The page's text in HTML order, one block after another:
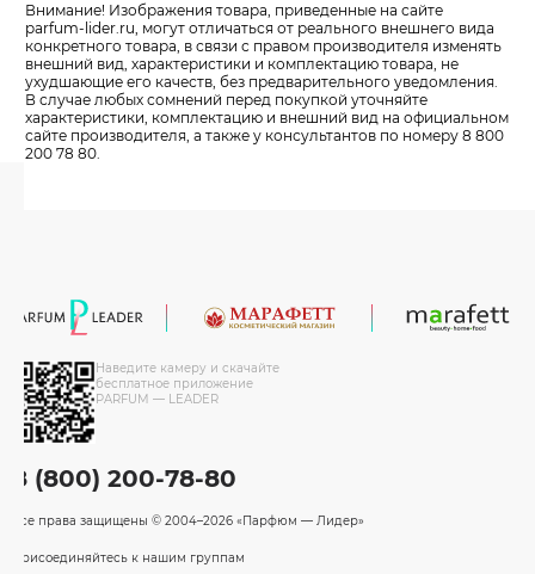
Внимание! Изображения товара, приведенные на сайте
parfum-lider.ru, могут отличаться от реального внешнего вида
конкретного товара, в связи с правом производителя изменять
внешний вид, характеристики и комплектацию товара, не
ухудшающие его качеств, без предварительного уведомления.
В случае любых сомнений перед покупкой уточняйте
характеристики, комплектацию и внешний вид на официальном
сайте производителя, а также у консультантов по номеру 8 800
200 78 80.
Наведите камеру и скачайте
бесплатное приложение
PARFUM — LEADER
8 (800) 200-78-80
Все права защищены © 2004–2026 «Парфюм — Лидер»
Присоединяйтесь к нашим группам